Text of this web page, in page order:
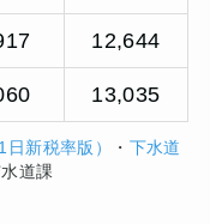
12,644
13,035
新税率版） ・ 下水道
道課